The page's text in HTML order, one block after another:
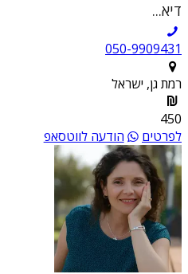
דיא...
050-9909431
רמת גן, ישראל
450
לפרטים
הודעה לווטסאפ